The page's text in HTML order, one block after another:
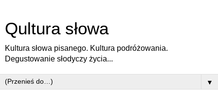
Qultura słowa
Kultura słowa pisanego. Kultura podróżowania.
Degustowanie słodyczy życia...
▼